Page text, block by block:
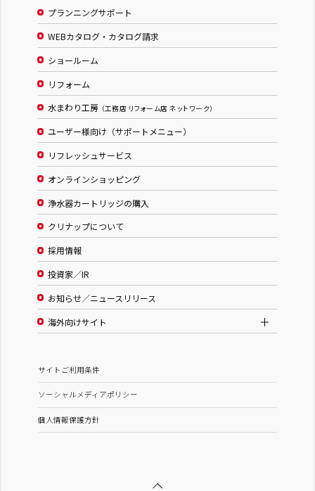
プランニングサポート
WEBカタログ・カタログ請求
ショールーム
リフォーム
水まわり工房 （工務店 リフォーム店 ネットワーク）
ユーザー様向け（サポートメニュー）
リフレッシュサービス
オンラインショッピング
浄水器カートリッジの購入
クリナップについて
採用情報
投資家／IR
お知らせ／ニュースリリース
海外向けサイト
サイトご利用条件
ソーシャルメディアポリシー
個人情報保護方針